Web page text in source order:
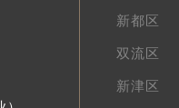
新都区
双流区
新津区